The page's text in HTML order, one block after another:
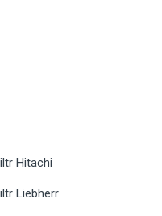
Hitachi
Liebherr